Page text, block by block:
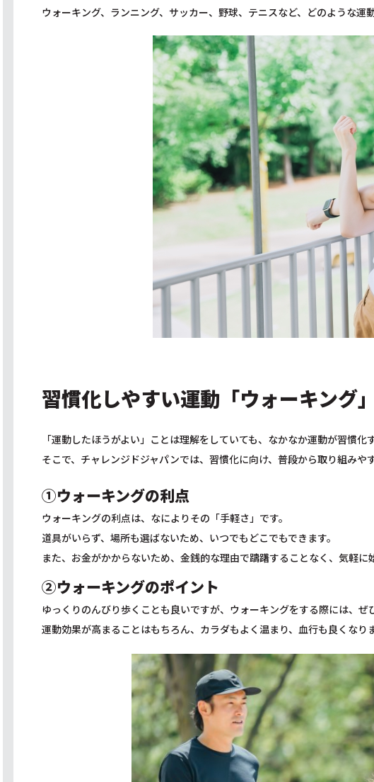
ウォーキング、ランニング、サッカー、野球、テニスなど、どのような運
習慣化しやすい運動「ウォーキング」
「運動したほうがよい」ことは理解をしていても、なかなか運動が習慣化
そこで、チャレンジドジャパンでは、習慣化に向け、普段から取り組みや
➀ウォーキングの利点
ウォーキングの利点は、なによりその「手軽さ」です。
道具がいらず、場所も選ばないため、いつでもどこでもできます。
また、お金がかからないため、金銭的な理由で躊躇することなく、気軽に
➁ウォーキングのポイント
ゆっくりのんびり歩くことも良いですが、ウォーキングをする際には、ぜ
運動効果が高まることはもちろん、カラダもよく温まり、血行も良くなり